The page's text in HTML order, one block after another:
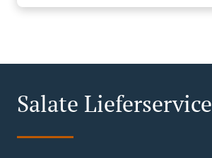
Salate Lieferservice